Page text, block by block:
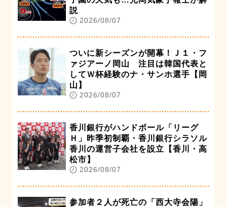
説
2026/08/07
ついに新シーズンが開幕！Ｊ１・フ
ァジアーノ岡山 注目は韓国代表と
してＷ杯経験のナ・サンホ選手【岡
山】
2026/08/07
香川銀行がハンドボール「リーグ
Ｈ」昨季初制覇・香川銀行シラソル
香川の運営子会社を設立【香川・高
松市】
2026/08/07
参加者２人が死亡の「西大寺会陽」